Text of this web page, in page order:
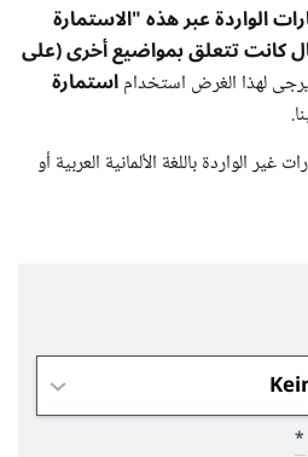
الواردة عبر هذه "الاستمارة
كانت تتعلق بمواضيع أخرى (على
لهذا الغرض استخداماستمارة
غير الواردة باللغة الألمانية العربية أو
*